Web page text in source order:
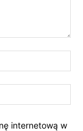
internetową w